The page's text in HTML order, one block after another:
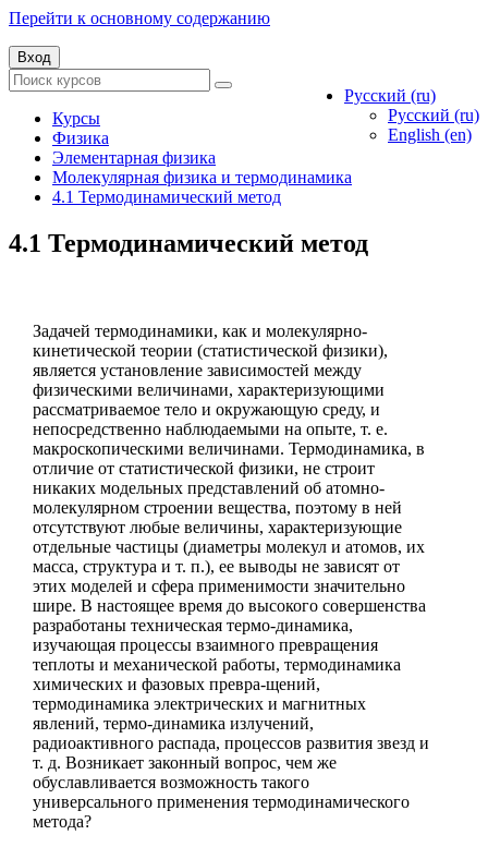
Перейти к основному содержанию
Вход
Русский ‎(ru)‎
Русский ‎(ru)‎
English ‎(en)‎
Курсы
Физика
Элементарная физика
Молекулярная физика и термодинамика
4.1 Термодинамический метод
4.1 Термодинамический метод
Задачей термодинамики, как и молекулярно-
кинетической теории (статистической физики),
является установление зависимостей между
физическими величинами, характеризующими
рассматриваемое тело и окружающую среду, и
непосредственно наблюдаемыми на опыте, т. е.
макроскопическими величинами. Термодинамика, в
отличие от статистической физики, не строит
никаких модельных представлений об атомно-
молекулярном строении вещества, поэтому в ней
отсутствуют любые величины, характеризующие
отдельные частицы (диаметры молекул и атомов, их
масса, структура и т. п.), ее выводы не зависят от
этих моделей и сфера применимости значительно
шире. В настоящее время до высокого совершенства
разработаны техническая термо-динамика,
изучающая процессы взаимного превращения
теплоты и механической работы, термодинамика
химических и фазовых превра-щений,
термодинамика электрических и магнитных
явлений, термо-динамика излучений,
радиоактивного распада, процессов развития звезд и
т. д. Возникает законный вопрос, чем же
обуславливается возможность такого
универсального применения термодинамического
метода?